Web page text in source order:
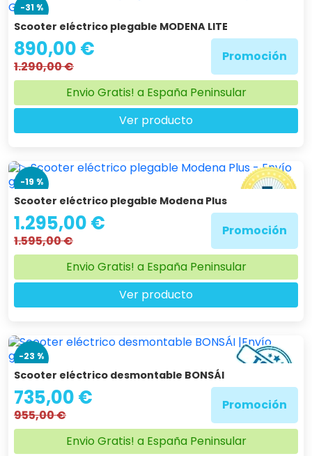
-31 %
Scooter eléctrico plegable MODENA LITE
890,00 €
1.290,00 €
Promoción
Envio Gratis! a España Peninsular
Ver producto
-19 %
Scooter eléctrico plegable Modena Plus
1.295,00 €
1.595,00 €
Promoción
Envio Gratis! a España Peninsular
Ver producto
-23 %
Scooter eléctrico desmontable BONSÁI
735,00 €
955,00 €
Promoción
Envio Gratis! a España Peninsular